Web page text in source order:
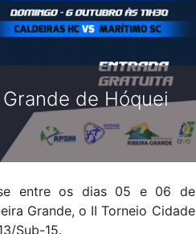
de Hóquei
se entre os dias 05 e 06 de
Grande, o II Torneio Cidade
Sub-15.